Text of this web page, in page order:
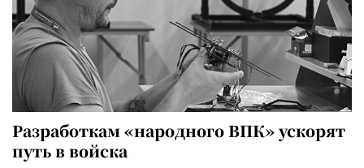
Разработкам «народного ВПК» ускорят
путь в войска